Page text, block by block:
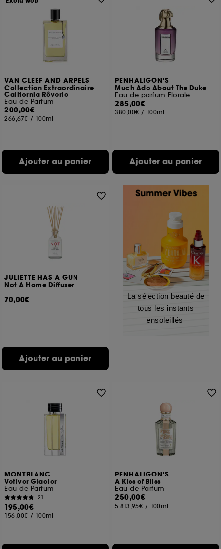
VAN CLEEF AND ARPELS
Collection Extraordinaire
California Rêverie
Eau de Parfum
200,00€
266,67€ / 100ml
Ajouter au panier
PENHALIGON'S
Much Ado About The Duke
Eau de parfum Florale
285,00€
380,00€ / 100ml
Ajouter au panier
JULIETTE HAS A GUN
Not A Home Diffuser
70,00€
Ajouter au panier
La sélection beauté de
tous les instants
ensoleillés.
MONTBLANC
Vetiver Glacier
Eau de Parfum
21
195,00€
156,00€ / 100ml
PENHALIGON'S
A Kiss of Bliss
Eau de Parfum
250,00€
5.813,95€ / 100ml